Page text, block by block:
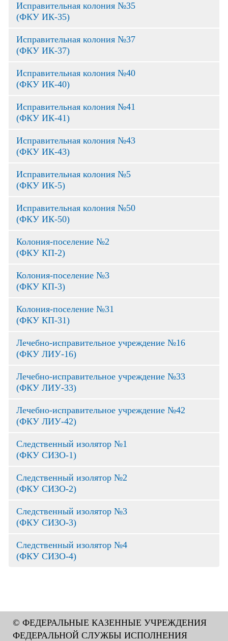
Исправительная колония №35
(ФКУ ИК-35)
Исправительная колония №37
(ФКУ ИК-37)
Исправительная колония №40
(ФКУ ИК-40)
Исправительная колония №41
(ФКУ ИК-41)
Исправительная колония №43
(ФКУ ИК-43)
Исправительная колония №5
(ФКУ ИК-5)
Исправительная колония №50
(ФКУ ИК-50)
Колония-поселение №2
(ФКУ КП-2)
Колония-поселение №3
(ФКУ КП-3)
Колония-поселение №31
(ФКУ КП-31)
Лечебно-исправительное учреждение №16
(ФКУ ЛИУ-16)
Лечебно-исправительное учреждение №33
(ФКУ ЛИУ-33)
Лечебно-исправительное учреждение №42
(ФКУ ЛИУ-42)
Следственный изолятор №1
(ФКУ СИЗО-1)
Следственный изолятор №2
(ФКУ СИЗО-2)
Следственный изолятор №3
(ФКУ СИЗО-3)
Следственный изолятор №4
(ФКУ СИЗО-4)
© ФЕДЕРАЛЬНЫЕ КАЗЕННЫЕ УЧРЕЖДЕНИЯ
ФЕДЕРАЛЬНОЙ СЛУЖБЫ ИСПОЛНЕНИЯ